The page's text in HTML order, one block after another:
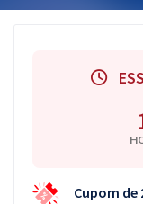
Cupom de